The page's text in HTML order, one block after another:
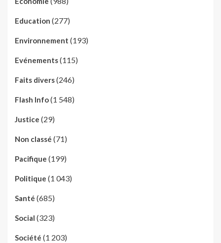
Education (277)
Environnement (193)
Evénements(115)
Faits divers(246)
Flash Info(1 548)
Justice (29)
Non classé (71)
Pacifique (199)
Politique (1 043)
Santé (685)
Social (323)
Société (1 203)